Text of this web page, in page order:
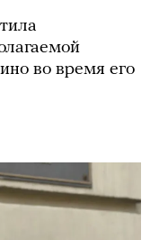
во время его